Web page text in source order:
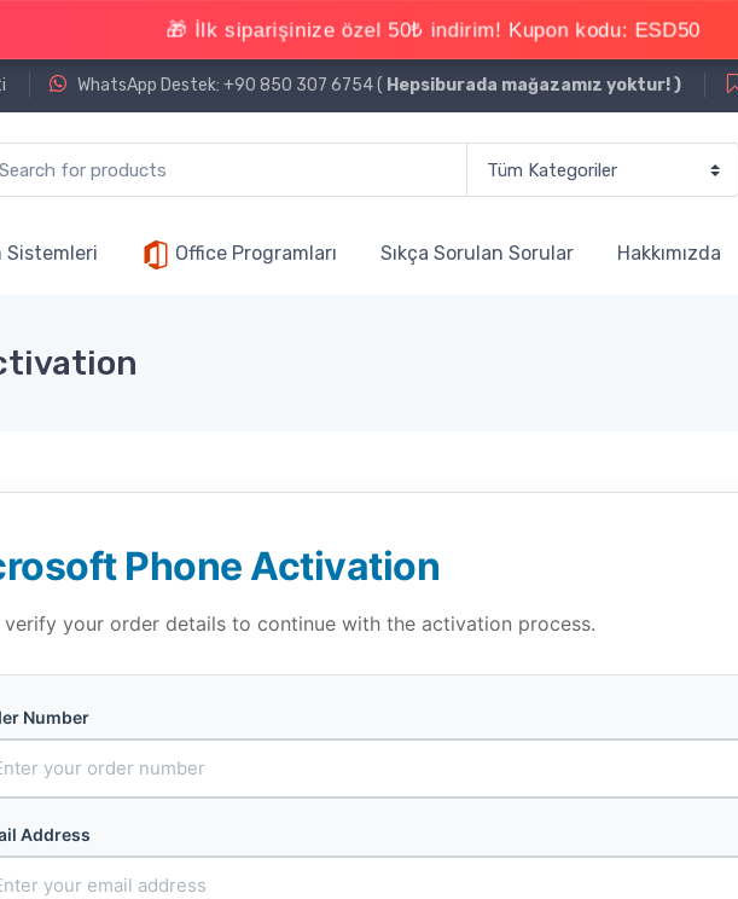
WhatsApp Destek: +90 850 307 6754 ( Hepsiburada mağazamız yoktur!)
Office Programları Sıkça Sorulan Sorular Hakkımızda
Phone Activation
verify your order details to continue with the activation process.
Number
Address